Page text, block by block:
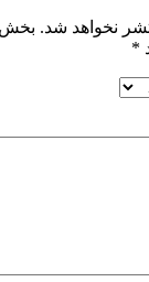
نخواهد شد.
*